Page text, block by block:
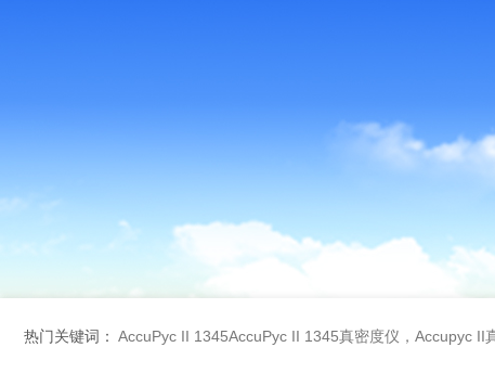
热门关键词： AccuPyc II 1345AccuPyc II 1345真密度仪，Accupyc II